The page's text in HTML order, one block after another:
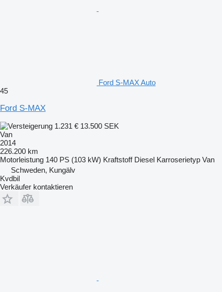
Ford S-MAX Auto
45
Ford S-MAX
1.231 € 13.500 SEK
Van
2014
226.200 km
Motorleistung 140 PS (103 kW) Kraftstoff Diesel Karroserietyp Van
Schweden, Kungälv
Kvdbil
Verkäufer kontaktieren